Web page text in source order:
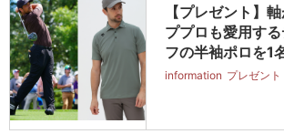
【プレゼント】
ププロも愛用す
フの半袖ポロを1
information プレゼント